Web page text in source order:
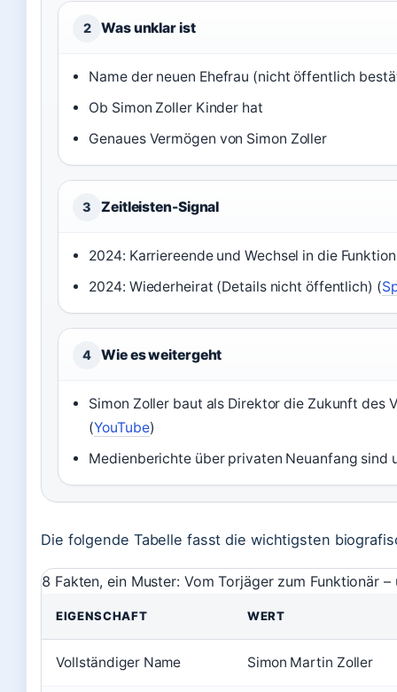
2 Was unklar ist
Name der neuen Ehefrau (nicht öffentlich
Ob Simon Zoller Kinder hat
Genaues Vermögen von Simon Zoller
3 Zeitleisten-Signal
2024: Karriereende und Wechsel in die
2024: Wiederheirat (Details nicht öffentlich) (
4 Wie es weitergeht
Simon Zoller baut als Direktor die Zukunft des
(YouTube)
Medienberichte über privaten Neuanfang sind
Die folgende Tabelle fasst die wichtigsten
8 Fakten, ein Muster: Vom Torjäger zum Funktionär
EIGENSCHAFT WERT
Vollständiger Name Simon Martin Zoller